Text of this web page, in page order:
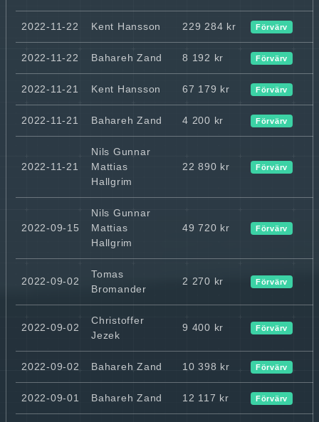
2022-11-22 Kent Hansson 229 284 kr Förvärv
2022-11-22 Bahareh Zand 8 192 kr Förvärv
2022-11-21 Kent Hansson 67 179 kr Förvärv
2022-11-21 Bahareh Zand 4 200 kr Förvärv
2022-11-21
Nils Gunnar
Mattias
Hallgrim
22 890 kr Förvärv
2022-09-15
Nils Gunnar
Mattias
Hallgrim
49 720 kr Förvärv
2022-09-02
Tomas
Bromander
2 270 kr Förvärv
2022-09-02
Christoffer
Jezek
9 400 kr Förvärv
2022-09-02 Bahareh Zand 10 398 kr Förvärv
2022-09-01 Bahareh Zand 12 117 kr Förvärv